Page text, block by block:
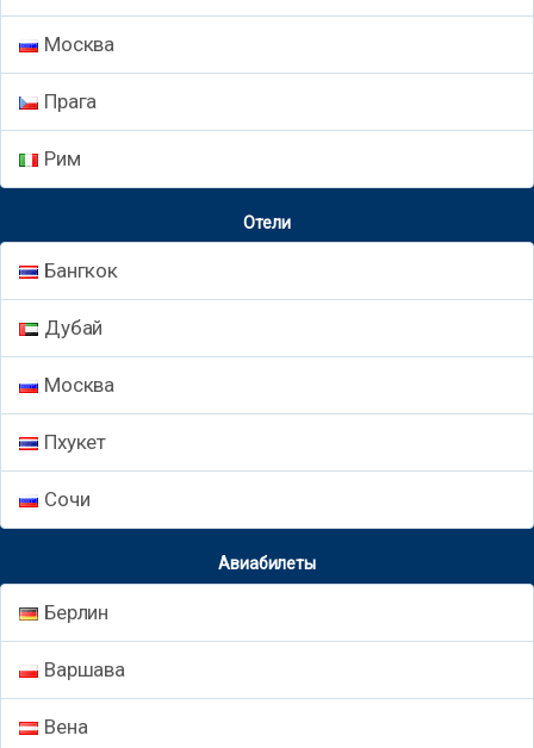
Москва
Прага
Рим
Отели
Бангкок
Дубай
Москва
Пхукет
Сочи
Авиабилеты
Берлин
Варшава
Вена